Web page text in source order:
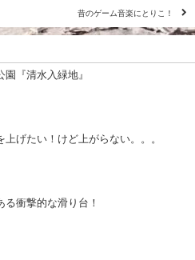
昔のゲーム音楽にとりこ！
園『清水入緑地』
上げたい！けど上がらない。。。
る衝撃的な滑り台！